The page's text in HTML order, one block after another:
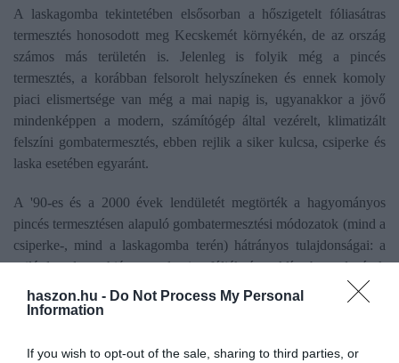
haszon.hu - Do Not Process My Personal
Information
If you wish to opt-out of the sale, sharing to third parties, or
A laskagomba tekintetében elsősorban a hőszigetelt fóliasátras
termesztés honosodott meg Kecskemét környékén, de az ország
számos más területén is. Jelenleg is folyik még a pincés
termesztés, a korábban felsorolt helyszíneken és ennek komoly
piaci elismertsége van még a mai napig is, ugyanakkor a jövő
mindenképpen a modern, számítógép által vezérelt, klimatizált
felszíni gombatermesztés, ebben rejlik a siker kulcsa, csiperke és
laska esetében egyaránt.
A '90-es és a 2000 évek lendületét megtörték a hagyományos
pincés termesztésen alapuló gombatermesztési módozatok (mind a
csiperke-, mind a laskagomba terén) hátrányos tulajdonságai: a
szilárd padozat hiánya, valamint fóliák és a klímaberendezések
nélküli termesztésben rejlő bizonytalanságok. A magasabb piaci
minőségi elvárások és a nagyobb termelési volumenek igényeinek
már a '90-es évek közepétől, végétől szorgalmazta a